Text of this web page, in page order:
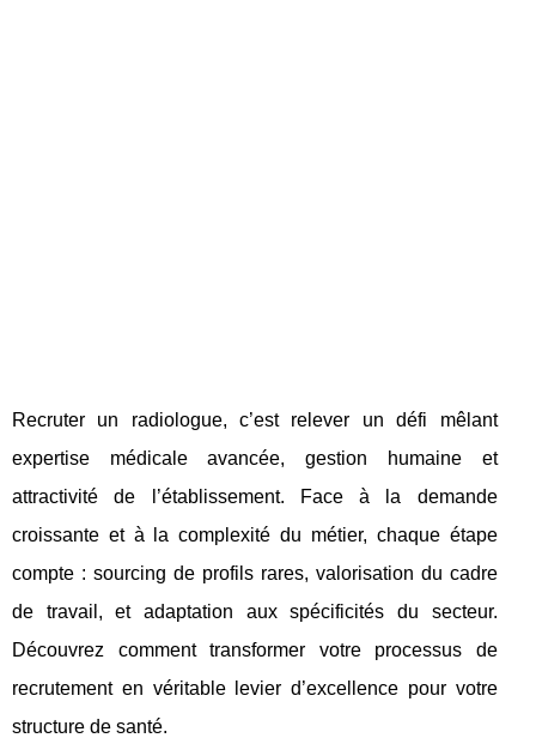
Recruter un radiologue, c’est relever un défi mêlant
expertise médicale avancée, gestion humaine et
attractivité de l’établissement. Face à la demande
croissante et à la complexité du métier, chaque étape
compte : sourcing de profils rares, valorisation du cadre
de travail, et adaptation aux spécificités du secteur.
Découvrez comment transformer votre processus de
recrutement en véritable levier d’excellence pour votre
structure de santé.